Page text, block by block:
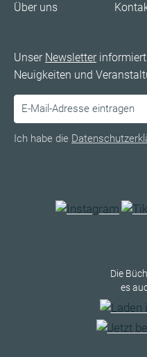
Über uns
Unser Newsletterinformiert
Neuigkeiten und
Ich habe die
Die
es